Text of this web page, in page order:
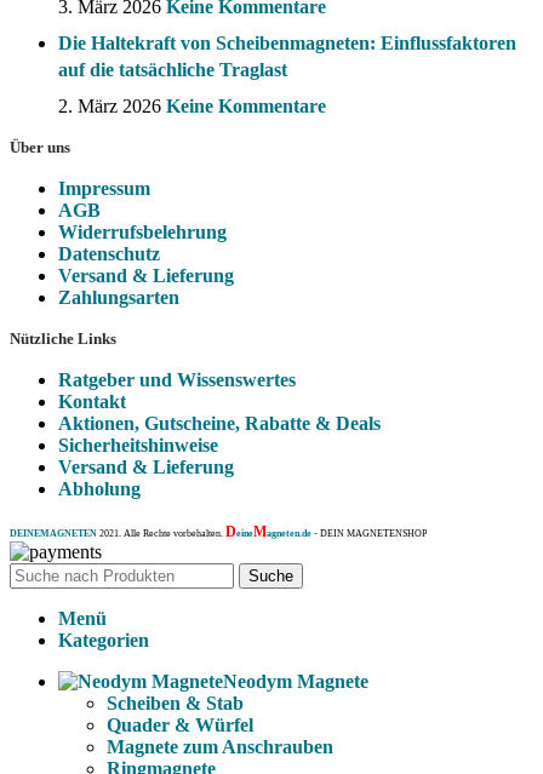
3. März 2026 Keine Kommentare
Die Haltekraft von Scheibenmagneten: Einflussfaktoren
auf die tatsächliche Traglast
2. März 2026 Keine Kommentare
Über uns
Impressum
AGB
Widerrufsbelehrung
Datenschutz
Versand & Lieferung
Zahlungsarten
Nützliche Links
Ratgeber und Wissenswertes
Kontakt
Aktionen, Gutscheine, Rabatte & Deals
Sicherheitshinweise
Versand & Lieferung
Abholung
DEINEMAGNETEN 2021. Alle Rechte vorbehalten. DeineMagneten.de - DEIN MAGNETENSHOP
Suche
Menü
Kategorien
Neodym Magnete
Scheiben & Stab
Quader & Würfel
Magnete zum Anschrauben
Ringmagnete